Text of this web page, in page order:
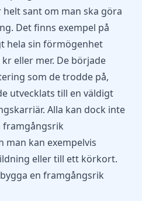
sant om man ska göra
Det finns exempel på
hela sin förmögenhet
eller mer. De började
som de trodde på,
utvecklats till en väldigt
Alla kan dock inte
framgångsrik
man kan exempelvis
eller till ett körkort.
en framgångsrik